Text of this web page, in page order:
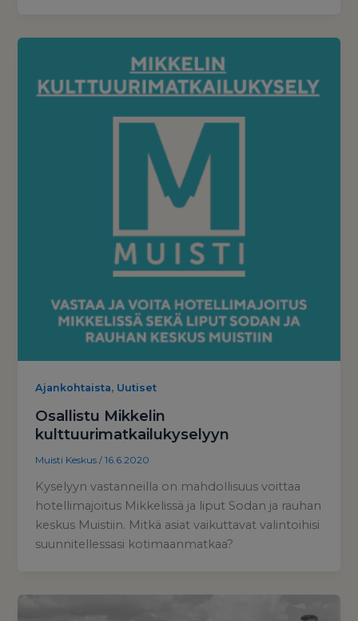
Ajankohtaista, Uutiset
Osallistu Mikkelin
kulttuurimatkailukyselyyn
Muisti Keskus/16.6.2020
Kyselyyn vastanneilla on mahdollisuus voittaa
hotellimajoitus Mikkelissä ja liput Sodan ja rauhan
keskus Muistiin. Mitkä asiat vaikuttavat valintoihisi
suunnitellessasi kotimaanmatkaa?